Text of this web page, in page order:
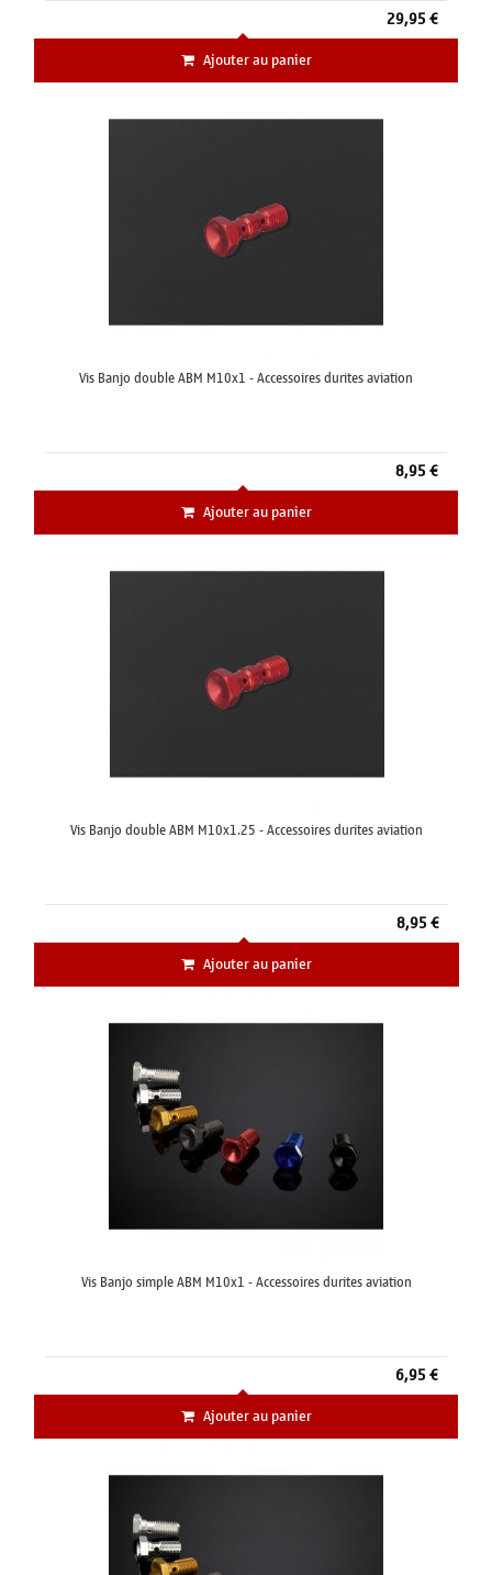
29,95 €
Ajouter au panier
Vis Banjo double ABM M10x1 - Accessoires durites aviation
8,95 €
Ajouter au panier
Vis Banjo double ABM M10x1.25 - Accessoires durites aviation
8,95 €
Ajouter au panier
Vis Banjo simple ABM M10x1 - Accessoires durites aviation
6,95 €
Ajouter au panier